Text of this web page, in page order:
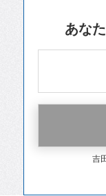
あな
吉